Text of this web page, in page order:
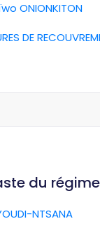
ONIONKITON
DE
du
NTSANA